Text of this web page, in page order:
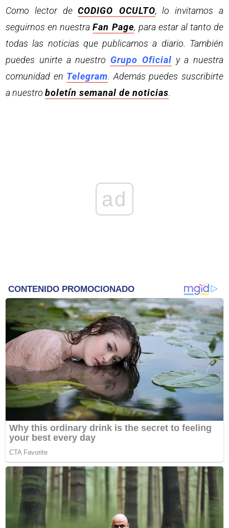
Como lector deCODIGO OCULTO, lo invitamos a
seguirnos en nuestraFan Page, para estar al tanto de
todas las noticias que publicamos a diario. También
puedes unirte a nuestro Grupo Oficial y a nuestra
comunidad en Telegram. Además puedes suscribirte
a nuestroboletín semanal de noticias.
ad